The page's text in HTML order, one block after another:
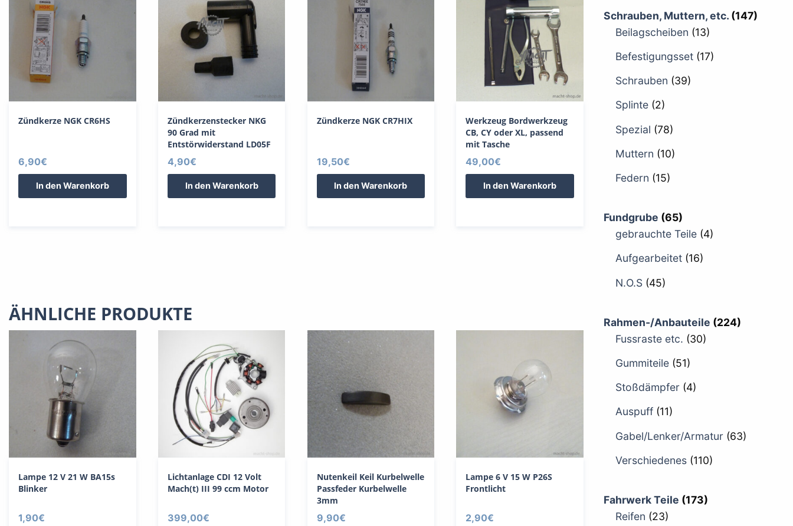
Zündkerze NGK CR6HS
6,90€
In den Warenkorb
Zündkerzenstecker NKG
90 Grad mit
Entstörwiderstand LD05F
4,90€
In den Warenkorb
Zündkerze NGK CR7HIX
19,50€
In den Warenkorb
Werkzeug Bordwerkzeug
CB, CY oder XL, passend
mit Tasche
49,00€
In den Warenkorb
ÄHNLICHE PRODUKTE
Lampe 12 V 21 W BA15s
Blinker
1,90€
Lichtanlage CDI 12 Volt
Mach(t) III 99 ccm Motor
399,00€
Nutenkeil Keil Kurbelwelle
Passfeder Kurbelwelle
3mm
9,90€
Lampe 6 V 15 W P26S
Frontlicht
2,90€
Schrauben, Muttern, etc. (147)
Beilagscheiben (13)
Befestigungsset (17)
Schrauben (39)
Splinte (2)
Spezial (78)
Muttern (10)
Federn (15)
Fundgrube (65)
gebrauchte Teile (4)
Aufgearbeitet (16)
N.O.S (45)
Rahmen-/Anbauteile (224)
Fussraste etc. (30)
Gummiteile (51)
Stoßdämpfer (4)
Auspuff (11)
Gabel/Lenker/Armatur (63)
Verschiedenes (110)
Fahrwerk Teile (173)
Reifen (23)